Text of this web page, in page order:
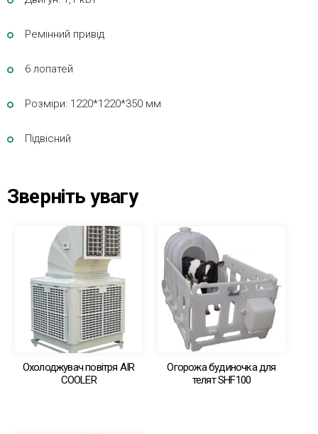
Ремінний привід
6 лопатей
Розміри: 1220*1220*350 мм
Підвісний
Зверніть увагу
Охолоджувач повітря AIR
COOLER
Огорожа будиночка для
телят SHF100